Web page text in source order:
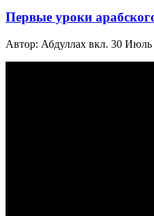
Первые уроки
Автор: Абдуллах вкл. 30 Июль